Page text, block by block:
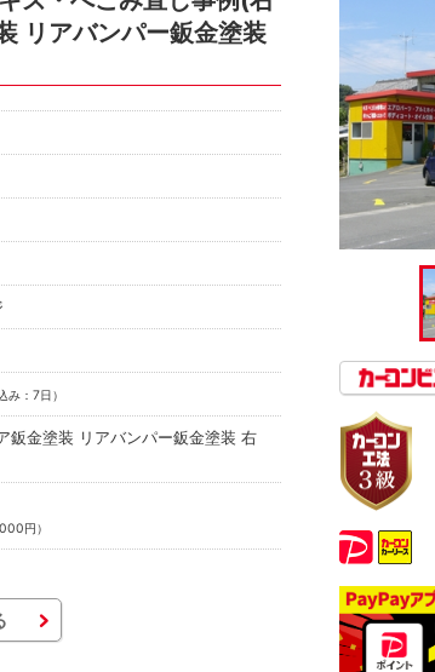
リアバンパー鈑金塗装
：7日）
鈑金塗装 リアバンパー鈑金塗装 右
円）